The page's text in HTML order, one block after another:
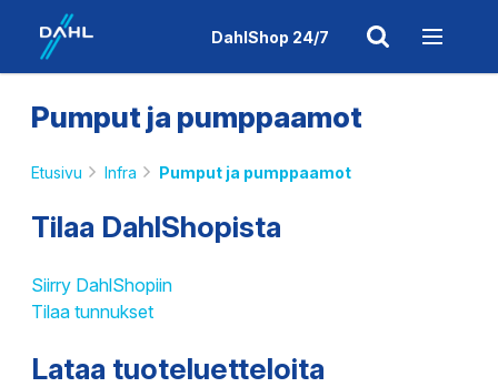
DahlShop 24/7
Pumput ja pumppaamot
Etusivu Infra Pumput ja pumppaamot
Tilaa DahlShopista
Siirry DahlShopiin
Tilaa tunnukset
Lataa tuoteluetteloita